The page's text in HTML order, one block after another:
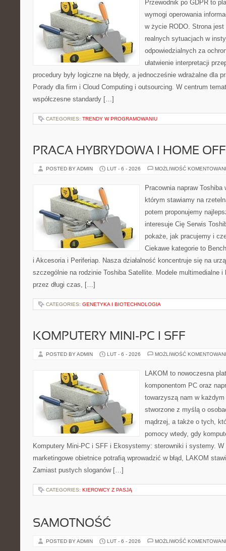
Przewodnik po GDPR to
wymogi operowania
w życie RODO. Strona
realnych sytuacjach w
odpowiedzialnych za
ułatwienie interpretacji
procedury były logiczne na błędy, a jednocześnie wdrażalne dla
Porady dla firm i Cloud Computing i outsourcing. W centrum
współczesne standardy […]
CATEGORIES: TRENDY W PROGRAMOWANIU
PRACA HYBRYDOWA I HOME
POSTED BY ADMIN LUT - 6 - 2026 MOŻLIWOŚĆ
Pracownia napraw
którym stawiamy na
potem proponujemy
interesuje Cię Serwis
pokaże, jak pracujemy i
Ciekawe kategorie to
i Akcesoria i Periferiap. Nasza działalność koncentruje się na
szczególnie na rodzinie Toshiba Satellite. Modele multimedialne i
przez długi czas, […]
CATEGORIES: GENETYKA I BIOTECHNOLOGIA
KOMPUTERY MINI-PC I SFF
POSTED BY ADMIN LUT - 6 - 2026 MOŻLIWOŚĆ
LAKOM to nowoczesna
komponentom PC oraz
towarzyszą nam w
stworzone z myślą o
mądrzej, a także o tych,
pomocy wtedy, gdy
Komputery Mini-PC i SFF i Ekosystemy: sterowniki i systemy.
marketingowe obietnice potrafią wprowadzić w błąd, LAKOM
Zamiast pustych sloganów […]
CATEGORIES: KIEROWCY Z PASJĄ
SAMOTNOŚĆ
POSTED BY ADMIN LUT - 6 - 2026 MOŻLIWOŚĆ